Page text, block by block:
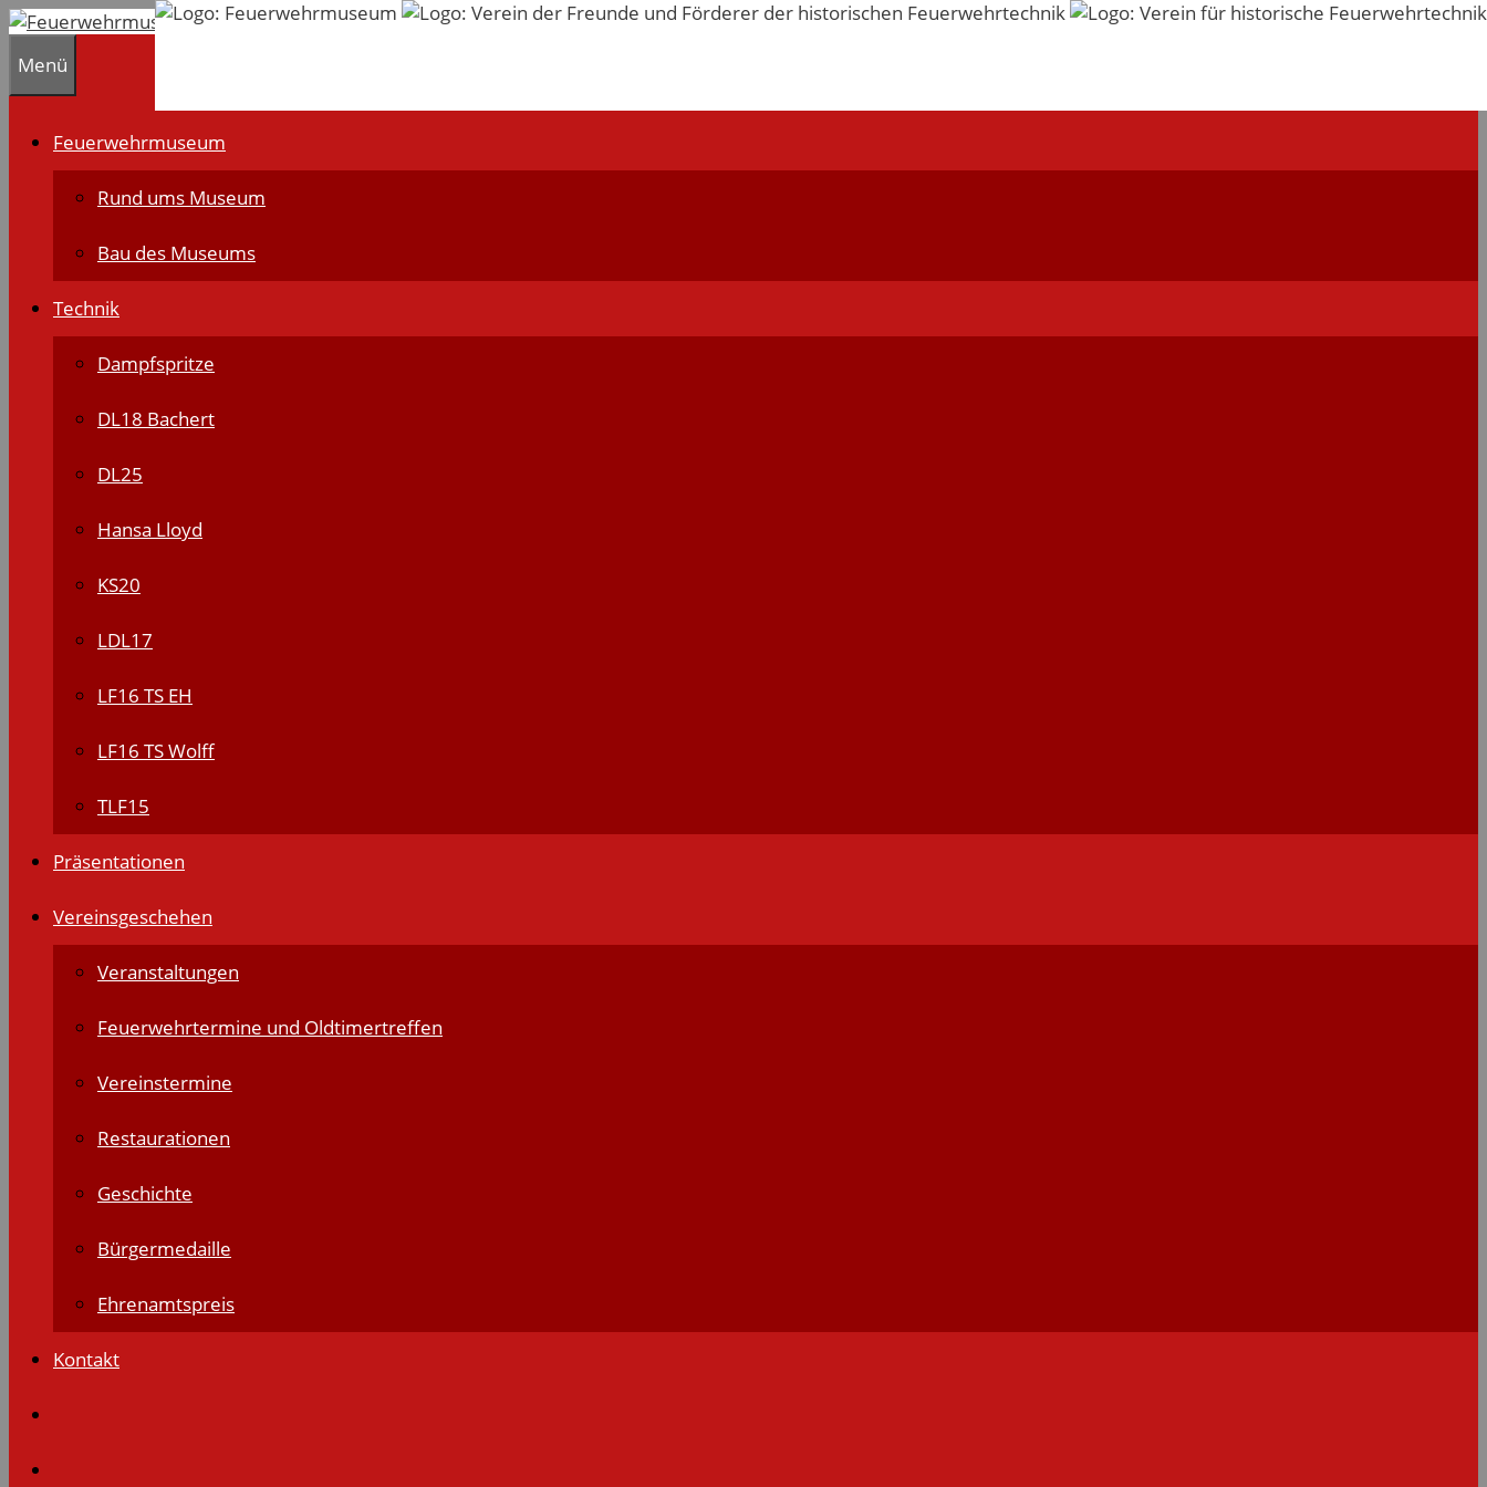
Zum
springen
Menü
Feuerwehrmuseum
Rund ums Museum
Bau des Museums
Technik
Dampfspritze
DL18 Bachert
DL25
Hansa Lloyd
KS20
LDL17
LF16 TS EH
LF16 TS Wolff
TLF15
Präsentationen
Vereinsgeschehen
Veranstaltungen
Feuerwehrtermine und Oldtimertreffen
Vereinstermine
Restaurationen
Geschichte
Bürgermedaille
Ehrenamtspreis
Kontakt